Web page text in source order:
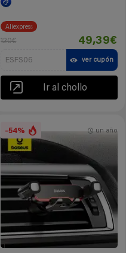
Aliexpress
120€ 49,39€
ESFS06 ver cupón
Ir al chollo
-54% un año